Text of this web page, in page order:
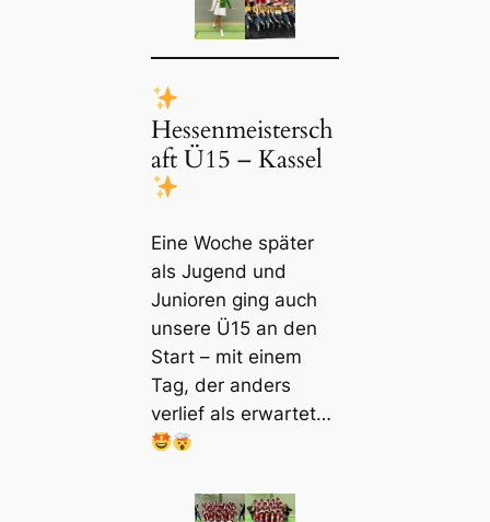
Hessenmeistersch
aft Ü15 – Kassel
Eine Woche später
als Jugend und
Junioren ging auch
unsere Ü15 an den
Start – mit einem
Tag, der anders
verlief als erwartet…